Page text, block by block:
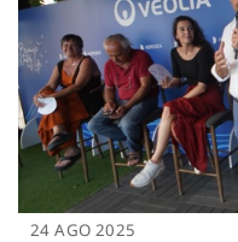
24 AGO 2025